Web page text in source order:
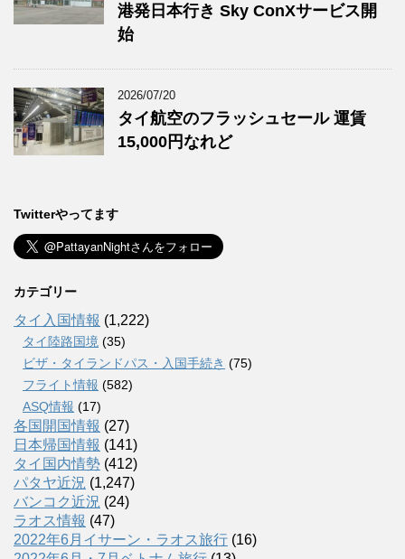
港発日本行き Sky ConXサービス開
始
2026/07/20
タイ航空のフラッシュセール 運賃
15,000円なれど
Twitterやってます
カテゴリー
タイ入国情報 (1,222)
タイ陸路国境 (35)
ビザ・タイランドパス・入国手続き (75)
フライト情報 (582)
ASQ情報 (17)
各国開国情報 (27)
日本帰国情報 (141)
タイ国内情勢 (412)
パタヤ近況 (1,247)
バンコク近況 (24)
ラオス情報 (47)
2022年6月イサーン・ラオス旅行 (16)